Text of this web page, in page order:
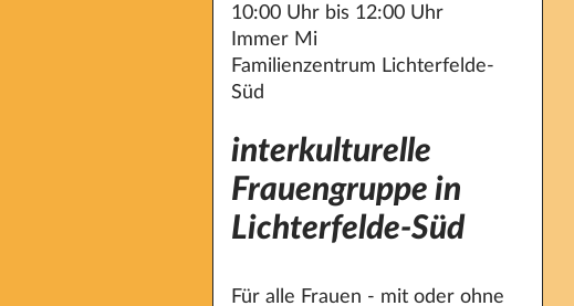
10:00 Uhr bis 12:00 Uhr
Immer Mi
Familienzentrum Lichterfelde-
Süd
interkulturelle
Frauengruppe in
Lichterfelde-Süd
Für alle Frauen - mit oder ohne